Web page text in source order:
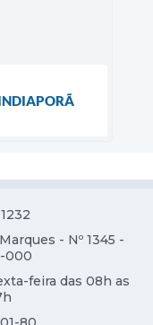
- Nº 1345 -
000
feira das 08h as